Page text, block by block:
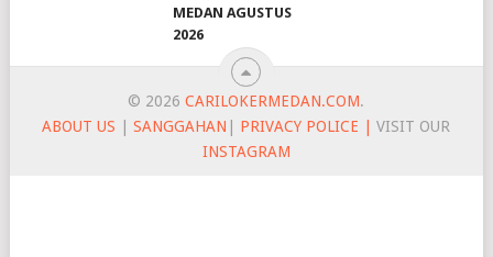
MEDAN AGUSTUS
2026
© 2026CARILOKERMEDAN.COM.
ABOUT US |SANGGAHAN PRIVACY POLICE |
VISIT OUR
INSTAGRAM